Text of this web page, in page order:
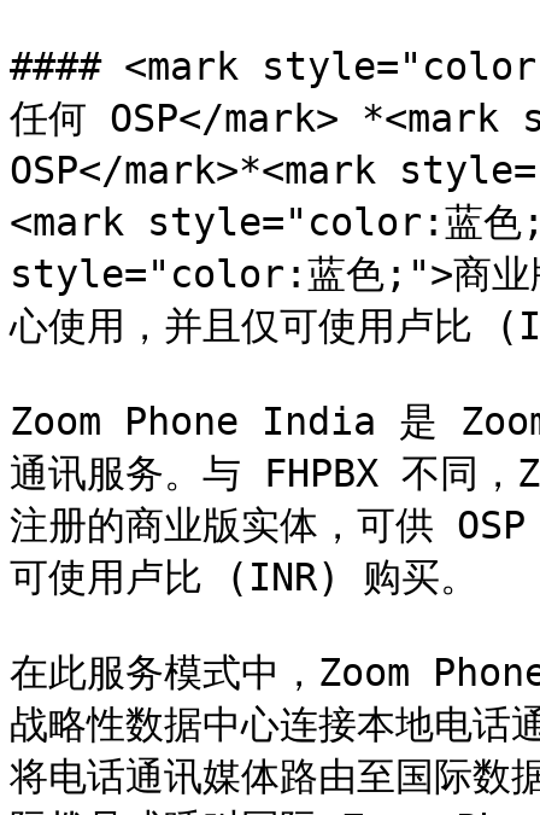
#### <mark
任何 OSP</mark>
OSP</mark>*<mark
<mark style="color:蓝色
style="color:蓝色;">商业版
心使用，并且仅可使用卢比
Zoom Phone India 是
通讯服务。与 FHPBX 不同
注册的商业版实体，可供
可使用卢比 (INR) 购买。
在此服务模式中，Zoom
战略性数据中心连接本地电话
将电话通讯媒体路由至国际数